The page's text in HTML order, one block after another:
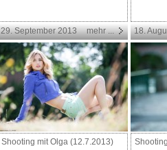
29. September 2013 mehr ... 18.
Shooting mit Olga (12.7.2013)